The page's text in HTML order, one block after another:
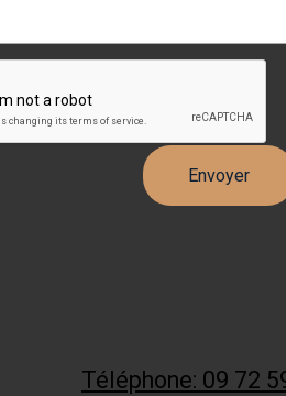
Téléphone: 09 72